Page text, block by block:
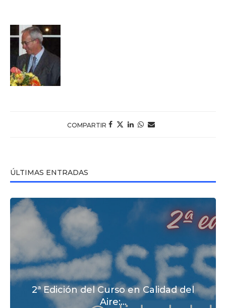
COMPARTIR
ÚLTIMAS ENTRADAS
2ª Edición del Curso en Calidad del
Aire:...